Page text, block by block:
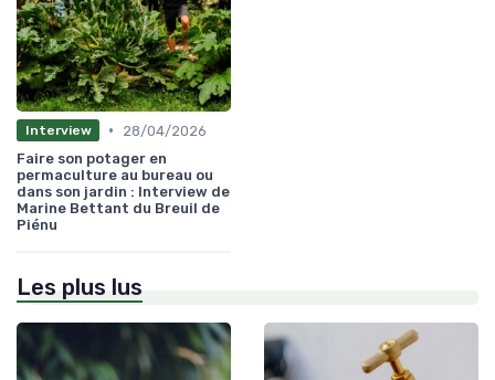
Interview •
28/04/2026
Faire son potager en
permaculture au bureau ou
dans son jardin : Interview de
Marine Bettant du Breuil de
Piénu
Les plus lus